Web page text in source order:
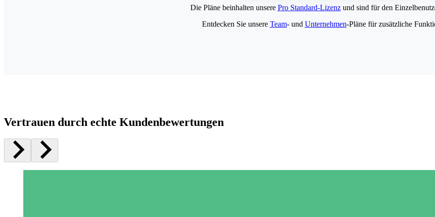
Die Pläne beinhalten unsere Pro Standard-Lizenzund sind für den
Entdecken Sie unsere Team- und Unternehmen-Pläne für zusätzliche
Vertrauen durch echte Kundenbewertungen